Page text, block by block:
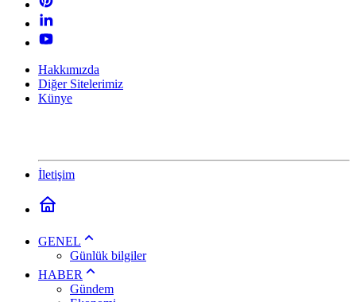
Hakkımızda
Diğer Sitelerimiz
Künye
İletişim
GENEL
Günlük bilgiler
HABER
Gündem